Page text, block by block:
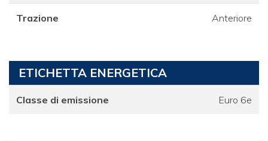
Trazione Anteriore
ETICHETTA ENERGETICA
Classe di emissione Euro 6e